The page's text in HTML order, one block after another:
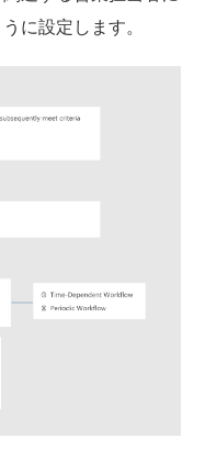
に設定します。